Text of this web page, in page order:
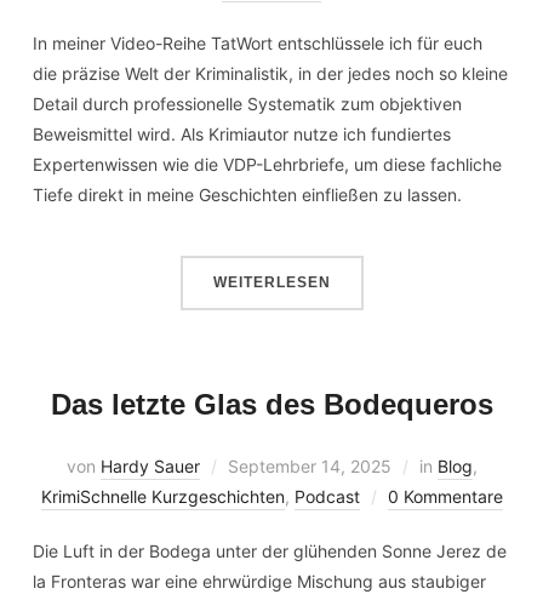
In meiner Video-Reihe TatWort entschlüssele ich für euch
die präzise Welt der Kriminalistik, in der jedes noch so kleine
Detail durch professionelle Systematik zum objektiven
Beweismittel wird. Als Krimiautor nutze ich fundiertes
Expertenwissen wie die VDP-Lehrbriefe, um diese fachliche
Tiefe direkt in meine Geschichten einfließen zu lassen.
WEITERLESEN
Das letzte Glas des Bodequeros
von Hardy Sauer September 14, 2025 in Blog,
KrimiSchnelle Kurzgeschichten, Podcast 0 Kommentare
Die Luft in der Bodega unter der glühenden Sonne Jerez de
la Fronteras war eine ehrwürdige Mischung aus staubiger